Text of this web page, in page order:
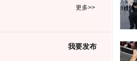
更多>>
我要发布